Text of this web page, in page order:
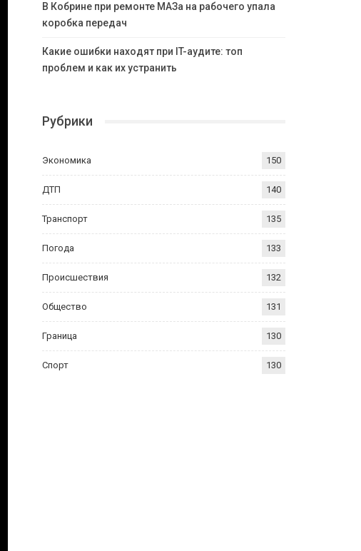
В Кобрине при ремонте МАЗа на рабочего упала
коробка передач
Какие ошибки находят при IT-аудите: топ
проблем и как их устранить
Рубрики
Экономика 150
ДТП 140
Транспорт 135
Погода 133
Происшествия 132
Общество 131
Граница 130
Спорт 130